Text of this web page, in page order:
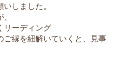
しました。
リーディング
ご縁を紐解いていくと、見事